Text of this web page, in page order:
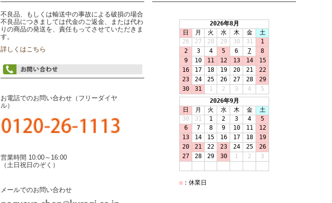
不良品、もしくは輸送中の事故による破損の場合
不良品につきましては代金のご返金、または代わ
りの商品の発送を、責任もってさせていただきま
す。
詳しくはこちら
お電話でのお問い合わせ（フリーダイヤ
ル）
営業時間 10:00～16:00
（土日祝日のぞく）
メールでのお問い合わせ